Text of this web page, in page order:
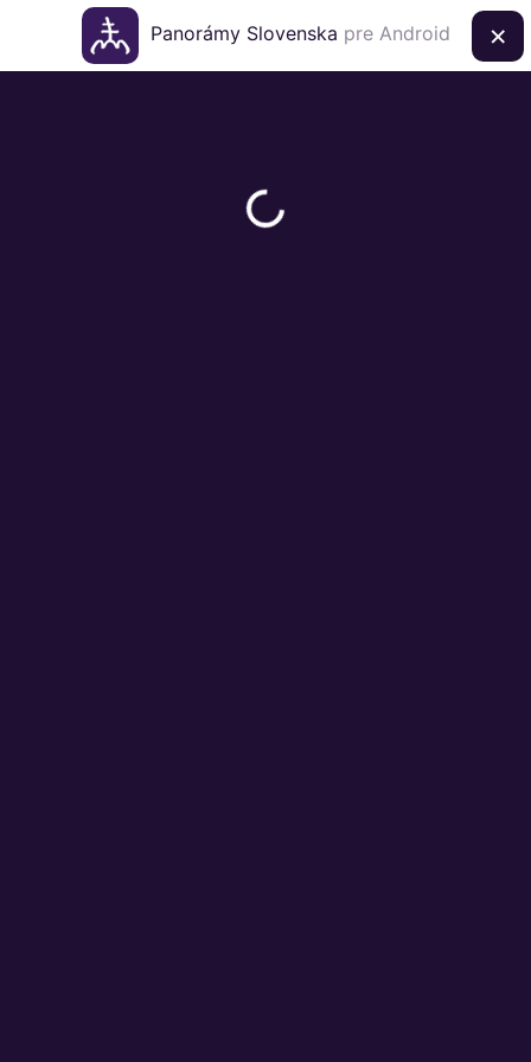
Panorámy Slovenska pre Android ×